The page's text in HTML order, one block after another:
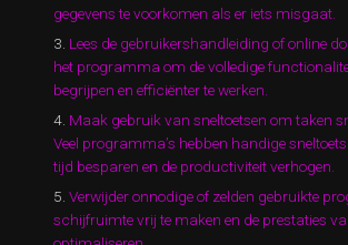
gegevens te voorkomen als er iets misgaat.
Lees de gebruikershandleiding of online
het programma om de volledige
begrijpen en efficiënter te werken.
Maak gebruik van sneltoetsen om taken
Veel programma’s hebben handige
tijd besparen en de productiviteit verhogen.
Verwijder onnodige of zelden gebruikte
schijfruimte vrij te maken en de prestaties